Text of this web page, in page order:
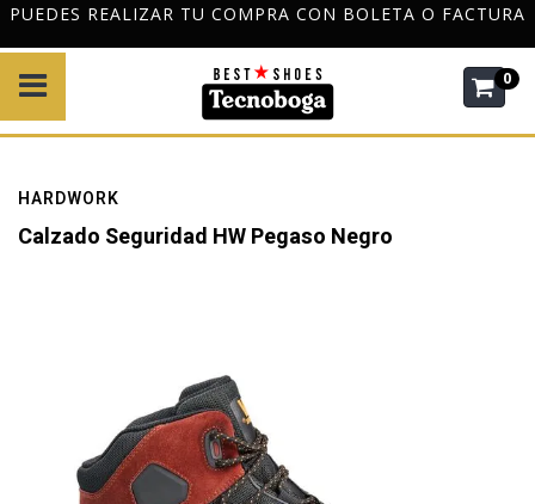
PUEDES REALIZAR TU COMPRA CON BOLETA O FACTURA
0
HARDWORK
Calzado Seguridad HW Pegaso Negro